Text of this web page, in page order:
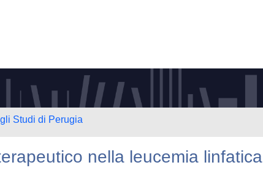
Studi di Perugia
nella leucemia linfatica